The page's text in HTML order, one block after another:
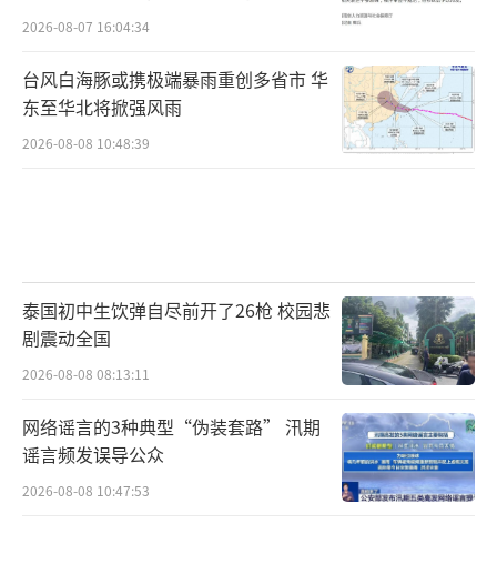
2026-08-07 16:04:34
台风白海豚或携极端暴雨重创多省市 华
东至华北将掀强风雨
2026-08-08 10:48:39
泰国初中生饮弹自尽前开了26枪 校园悲
剧震动全国
2026-08-08 08:13:11
网络谣言的3种典型“伪装套路” 汛期
谣言频发误导公众
2026-08-08 10:47:53